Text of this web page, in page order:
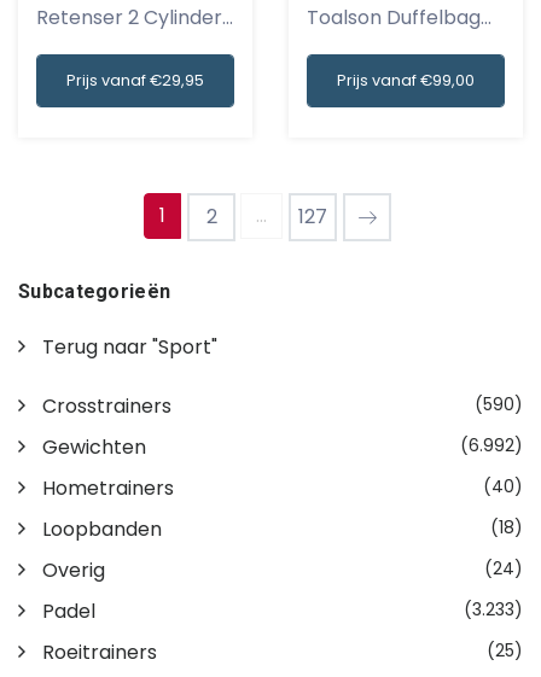
Retenser 2 Cylinder
Tennis st...
Prijs vanaf €29,95
Toalson Duffelbag
NIEUW Zwart...
Prijs vanaf €99,00
1 2 ... 127
Subcategorieën
Terug naar "Sport"
Crosstrainers (590)
Gewichten (6.992)
Hometrainers (40)
Loopbanden (18)
Overig (24)
Padel (3.233)
Roeitrainers (25)